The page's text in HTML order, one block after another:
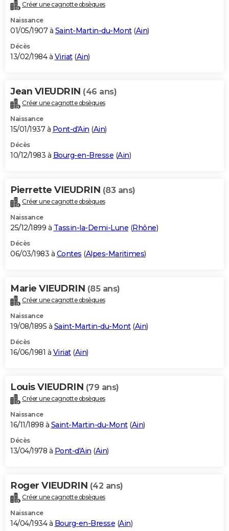
Créer une cagnotte obsèques
Naissance
01/05/1907 à Saint-Martin-du-Mont(Ain)
Décès
13/02/1984 à Viriat(Ain)
Jean VIEUDRIN (46 ans)
Créer une cagnotte obsèques
Naissance
15/01/1937 à Pont-d'Ain (Ain)
Décès
10/12/1983 à Bourg-en-Bresse (Ain)
Pierrette VIEUDRIN (83 ans)
Créer une cagnotte obsèques
Naissance
25/12/1899 à Tassin-la-Demi-Lune (Rhône)
Décès
06/03/1983 à Contes (Alpes-Maritimes)
Marie VIEUDRIN (85 ans)
Créer une cagnotte obsèques
Naissance
19/08/1895 à Saint-Martin-du-Mont(Ain)
Décès
16/06/1981 à Viriat(Ain)
Louis VIEUDRIN (79 ans)
Créer une cagnotte obsèques
Naissance
16/11/1898 à Saint-Martin-du-Mont(Ain)
Décès
13/04/1978 à Pont-d'Ain (Ain)
Roger VIEUDRIN (42 ans)
Créer une cagnotte obsèques
Naissance
14/04/1934 à Bourg-en-Bresse (Ain)